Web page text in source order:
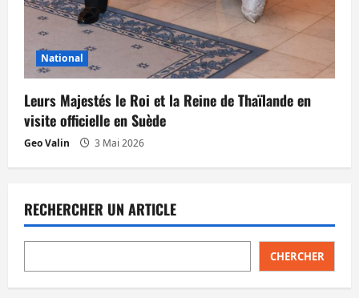
National
Leurs Majestés le Roi et la Reine de Thaïlande en
visite officielle en Suède
Geo Valin 3 Mai 2026
RECHERCHER UN ARTICLE
CHERCHER